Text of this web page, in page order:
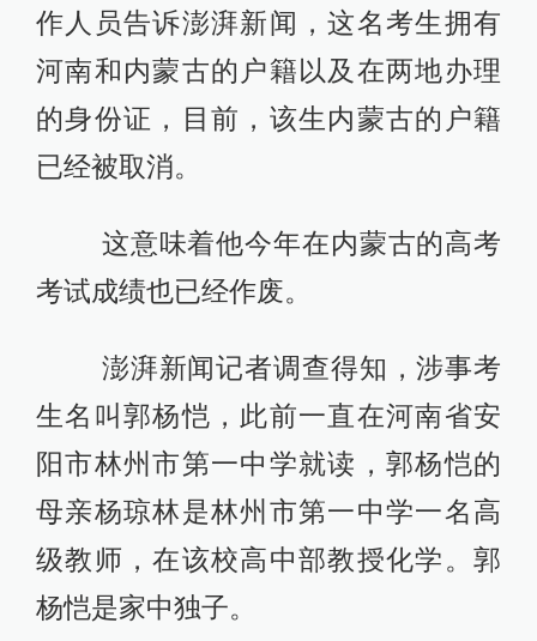
作人员告诉澎湃新闻，这名考生拥有
河南和内蒙古的户籍以及在两地办理
的身份证，目前，该生内蒙古的户籍
已经被取消。
这意味着他今年在内蒙古的高考
考试成绩也已经作废。
澎湃新闻记者调查得知，涉事考
生名叫郭杨恺，此前一直在河南省安
阳市林州市第一中学就读，郭杨恺的
母亲杨琼林是林州市第一中学一名高
级教师，在该校高中部教授化学。郭
杨恺是家中独子。